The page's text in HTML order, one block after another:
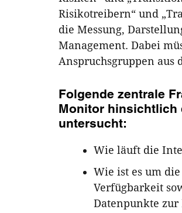
Risikotreibern“ und
die Messung,
Management. Dabei
Anspruchsgruppen
Folgende zentrale
Monitor hinsichtlich
untersucht:
Wie läuft die
Wie ist es um
Verfügbarkeit
Datenpunkte zur